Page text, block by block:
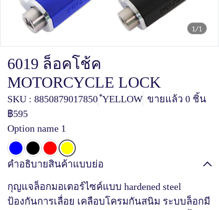
1/1
6019 ล็อคโช้ค
MOTORCYCLE LOCK
SKU : 8850879017850 ํYELLOW ขายแล้ว 0 ชิ้น
฿595
Option name 1
คำอธิบายสินค้าแบบย่อ
กุญแจล็อกมอเตอร์ไซค์แบบ hardened steel
ป้องกันการเลื่อย เคลือบโครมกันสนิม ระบบล็อกมี